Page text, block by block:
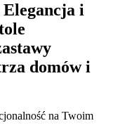
Elegancja i
domów i
na Twoim